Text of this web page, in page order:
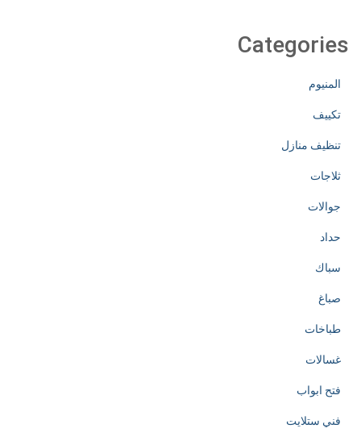
Categories
المنيوم
تكييف
تنظيف منازل
ثلاجات
جوالات
حداد
سباك
صباغ
طباخات
غسالات
فتح ابواب
فني ستلايت